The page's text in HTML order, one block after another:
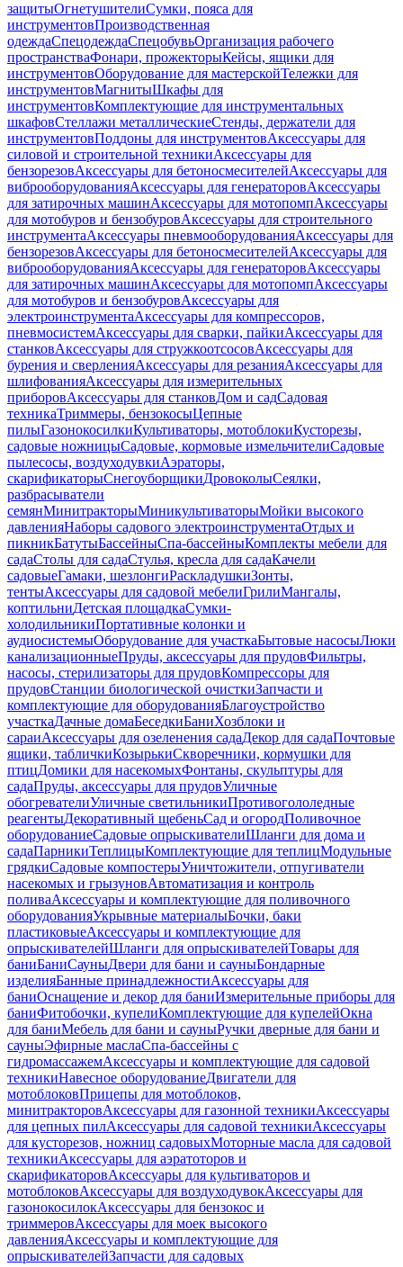
защитыОгнетушителиСумки, пояса для
инструментовПроизводственная
одеждаСпецодеждаСпецобувьОрганизация рабочего
пространстваФонари, прожекторыКейсы, ящики для
инструментовОборудование для мастерскойТележки для
инструментовМагнитыШкафы для
инструментовКомплектующие для инструментальных
шкафовСтеллажи металлическиеСтенды, держатели для
инструментовПоддоны для инструментовАксессуары для
силовой и строительной техникиАксессуары для
бензорезовАксессуары для бетоносмесителейАксессуары для
виброоборудованияАксессуары для генераторовАксессуары
для затирочных машинАксессуары для мотопомпАксессуары
для мотобуров и бензобуровАксессуары для строительного
инструментаАксессуары пневмооборудованияАксессуары для
бензорезовАксессуары для бетоносмесителейАксессуары для
виброоборудованияАксессуары для генераторовАксессуары
для затирочных машинАксессуары для мотопомпАксессуары
для мотобуров и бензобуровАксессуары для
электроинструментаАксессуары для компрессоров,
пневмосистемАксессуары для сварки, пайкиАксессуары для
станковАксессуары для стружкоотсосовАксессуары для
бурения и сверленияАксессуары для резанияАксессуары для
шлифованияАксессуары для измерительных
приборовАксессуары для станковДом и садСадовая
техникаТриммеры, бензокосыЦепные
пилыГазонокосилкиКультиваторы, мотоблокиКусторезы,
садовые ножницыСадовые, кормовые измельчителиСадовые
пылесосы, воздуходувкиАэраторы,
скарификаторыСнегоуборщикиДровоколыСеялки,
разбрасыватели
семянМинитракторыМиникультиваторыМойки высокого
давленияНаборы садового электроинструментаОтдых и
пикникБатутыБассейныСпа-бассейныКомплекты мебели для
садаСтолы для садаСтулья, кресла для садаКачели
садовыеГамаки, шезлонгиРаскладушкиЗонты,
тентыАксессуары для садовой мебелиГрилиМангалы,
коптильниДетская площадкаСумки-
холодильникиПортативные колонки и
аудиосистемыОборудование для участкаБытовые насосыЛюки
канализационныеПруды, аксессуары для прудовФильтры,
насосы, стерилизаторы для прудовКомпрессоры для
прудовСтанции биологической очисткиЗапчасти и
комплектующие для оборудованияБлагоустройство
участкаДачные домаБеседкиБаниХозблоки и
сараиАксессуары для озеленения садаДекор для садаПочтовые
ящики, табличкиКозырькиСкворечники, кормушки для
птицДомики для насекомыхФонтаны, скульптуры для
садаПруды, аксессуары для прудовУличные
обогревателиУличные светильникиПротивогололедные
реагентыДекоративный щебеньСад и огородПоливочное
оборудованиеСадовые опрыскивателиШланги для дома и
садаПарникиТеплицыКомплектующие для теплицМодульные
грядкиСадовые компостерыУничтожители, отпугиватели
насекомых и грызуновАвтоматизация и контроль
поливаАксессуары и комплектующие для поливочного
оборудованияУкрывные материалыБочки, баки
пластиковыеАксессуары и комплектующие для
опрыскивателейШланги для опрыскивателейТовары для
баниБаниСауныДвери для бани и сауныБондарные
изделияБанные принадлежностиАксессуары для
баниОснащение и декор для баниИзмерительные приборы для
баниФитобочки, купелиКомплектующие для купелейОкна
для баниМебель для бани и сауныРучки дверные для бани и
сауныЭфирные маслаСпа-бассейны с
гидромассажемАксессуары и комплектующие для садовой
техникиНавесное оборудованиеДвигатели для
мотоблоковПрицепы для мотоблоков,
минитракторовАксессуары для газонной техникиАксессуары
для цепных пилАксессуары для садовой техникиАксессуары
для кусторезов, ножниц садовыхМоторные масла для садовой
техникиАксессуары для аэратоторов и
скарификаторовАксессуары для культиваторов и
мотоблоковАксессуары для воздуходувокАксессуары для
газонокосилокАксессуары для бензокос и
триммеровАксессуары для моек высокого
давленияАксессуары и комплектующие для
опрыскивателейЗапчасти для садовых